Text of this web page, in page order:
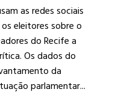
as redes sociais
eleitores sobre o
do Recife a
Os dados do
da
parlamentar...